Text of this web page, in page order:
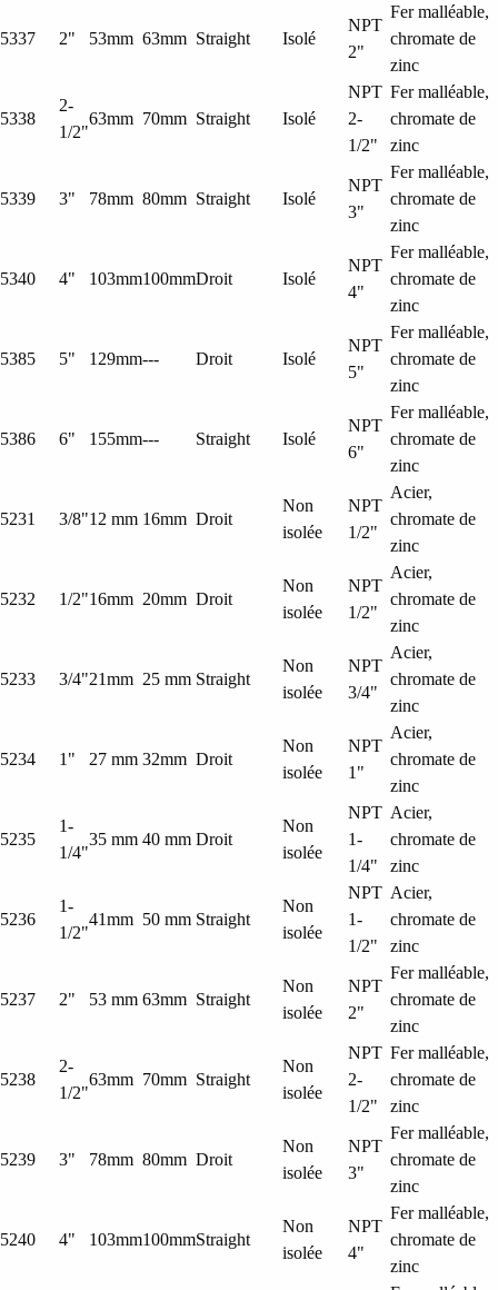
5337 2" 53mm 63mm Straight Isolé
NPT
2"
Fer malléable,
chromate de
zinc
5338
2-
1/2"
63mm 70mm Straight Isolé
NPT
2-
1/2"
Fer malléable,
chromate de
zinc
5339 3" 78mm 80mm Straight Isolé
NPT
3"
Fer malléable,
chromate de
zinc
5340 4" 103mm100mmDroit Isolé
NPT
4"
Fer malléable,
chromate de
zinc
5385 5" 129mm--- Droit Isolé
NPT
5"
Fer malléable,
chromate de
zinc
5386 6" 155mm--- Straight Isolé
NPT
6"
Fer malléable,
chromate de
zinc
5231 3/8"12 mm 16mm Droit
Non
isolée
NPT
1/2"
Acier,
chromate de
zinc
5232 1/2"16mm 20mm Droit
Non
isolée
NPT
1/2"
Acier,
chromate de
zinc
5233 3/4"21mm 25 mm Straight
Non
isolée
NPT
3/4"
Acier,
chromate de
zinc
5234 1" 27 mm 32mm Droit
Non
isolée
NPT
1"
Acier,
chromate de
zinc
5235
1-
1/4"
35 mm 40 mm Droit
Non
isolée
NPT
1-
1/4"
Acier,
chromate de
zinc
5236
1-
1/2"
41mm 50 mm Straight
Non
isolée
NPT
1-
1/2"
Acier,
chromate de
zinc
5237 2" 53 mm 63mm Straight
Non
isolée
NPT
2"
Fer malléable,
chromate de
zinc
5238
2-
1/2"
63mm 70mm Straight
Non
isolée
NPT
2-
1/2"
Fer malléable,
chromate de
zinc
5239 3" 78mm 80mm Droit
Non
isolée
NPT
3"
Fer malléable,
chromate de
zinc
5240 4" 103mm100mmStraight
Non
isolée
NPT
4"
Fer malléable,
chromate de
zinc